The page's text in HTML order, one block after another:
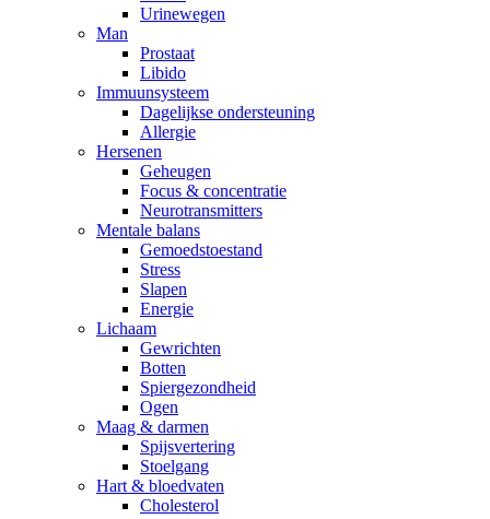
Urinewegen
Man
Prostaat
Libido
Immuunsysteem
Dagelijkse ondersteuning
Allergie
Hersenen
Geheugen
Focus & concentratie
Neurotransmitters
Mentale balans
Gemoedstoestand
Stress
Slapen
Energie
Lichaam
Gewrichten
Botten
Spiergezondheid
Ogen
Maag & darmen
Spijsvertering
Stoelgang
Hart & bloedvaten
Cholesterol